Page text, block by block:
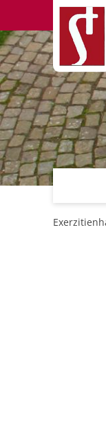
Zum Inhalt springen